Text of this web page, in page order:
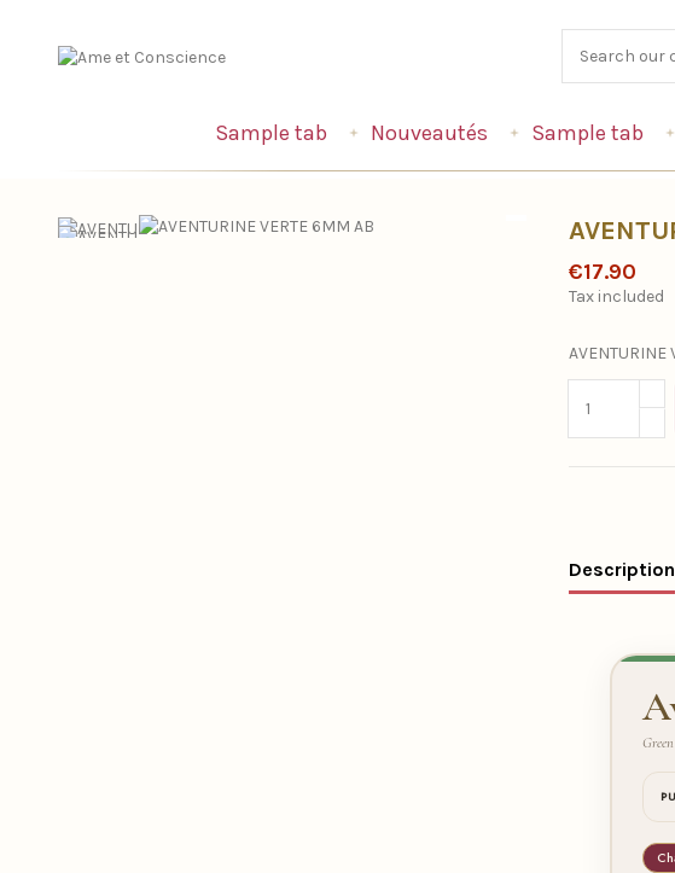
Sample tab Nouveautés Sample tab
€17.90
Tax included
AVENTURINE
Description